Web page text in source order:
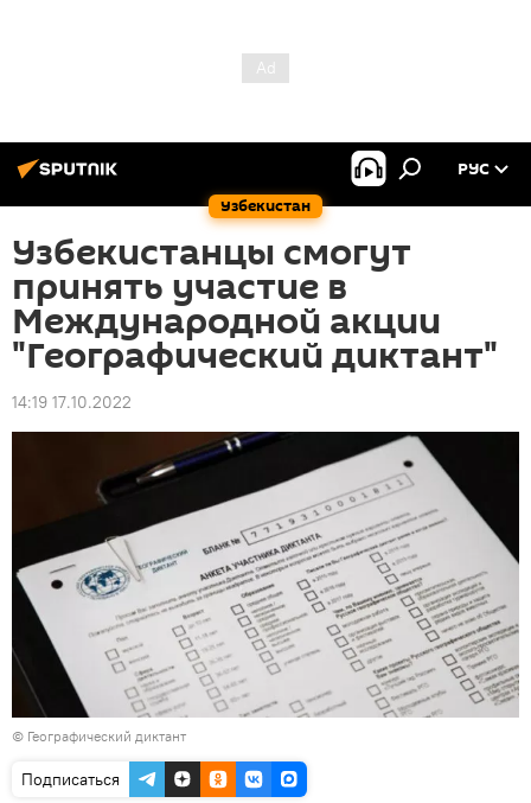
Узбекистан
РУС
Узбекистанцы смогут
принять участие в
Международной акции
"Географический диктант"
14:19 17.10.2022
© Географический диктант
Подписаться